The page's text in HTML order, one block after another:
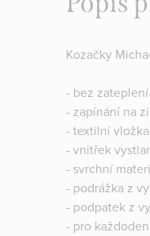
Kozačky
- bez zateplení
- zapínání na
- textilní vložka
- vnitřek
- svrchní
- podrážka z
- podpatek z
- pro